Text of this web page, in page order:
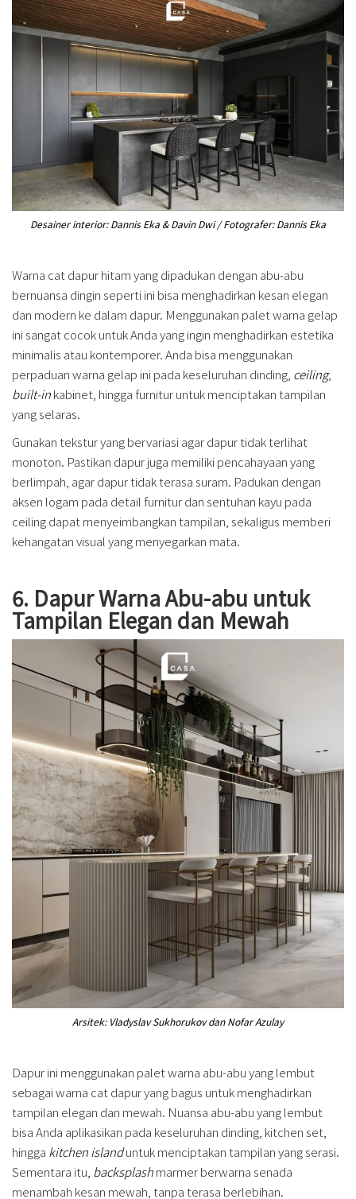
Desainer interior: Dannis Eka & Davin Dwi / Fotografer: Dannis Eka
Warna cat dapur hitam yang dipadukan dengan abu-abu
bernuansa dingin seperti ini bisa menghadirkan kesan elegan
dan modern ke dalam dapur. Menggunakan palet warna gelap
ini sangat cocok untuk Anda yang ingin menghadirkan estetika
minimalis atau kontemporer. Anda bisa menggunakan
perpaduan warna gelap ini pada keseluruhan dinding, ceiling,
built-inkabinet, hingga furnitur untuk menciptakan tampilan
yang selaras.
Gunakan tekstur yang bervariasi agar dapur tidak terlihat
monoton. Pastikan dapur juga memiliki pencahayaan yang
berlimpah, agar dapur tidak terasa suram. Padukan dengan
aksen logam pada detail furnitur dan sentuhan kayu pada
ceiling dapat menyeimbangkan tampilan, sekaligus memberi
kehangatan visual yang menyegarkan mata.
6. Dapur Warna Abu-abu untuk
Tampilan Elegan dan Mewah
Arsitek: Vladyslav Sukhorukov dan Nofar Azulay
Dapur ini menggunakan palet warna abu-abu yang lembut
sebagai warna cat dapur yang bagus untuk menghadirkan
tampilan elegan dan mewah. Nuansa abu-abu yang lembut
bisa Anda aplikasikan pada keseluruhan dinding, kitchen set,
hingga kitchen islanduntuk menciptakan tampilan yang serasi.
Sementara itu, backsplashmarmer berwarna senada
menambah kesan mewah, tanpa terasa berlebihan.